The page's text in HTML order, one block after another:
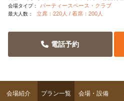
会場タイプ： パーティースペース・クラブ
最大人数： 立席：220人 / 着席：200人
電話予約
会場紹介 プラン一覧 会場・設備